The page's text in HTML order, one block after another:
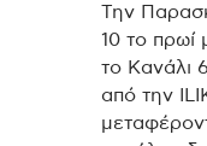
Την
10 το πρωί
το Κανάλι
από την